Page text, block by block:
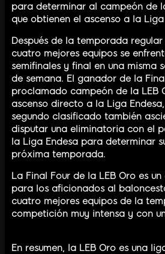
para determinar al campeón de
que obtienen el ascenso a la Liga
Después de la temporada
cuatro mejores equipos se
semifinales y final en una misma
de semana. El ganador de la
proclamado campeón de la LEB
ascenso directo a la Liga
segundo clasificado también
disputar una eliminatoria con el
la Liga Endesa para determinar
próxima temporada.
La Final Four de la LEB Oro es
para los aficionados al
cuatro mejores equipos de la
competición muy intensa y con
En resumen, la LEB Oro es una